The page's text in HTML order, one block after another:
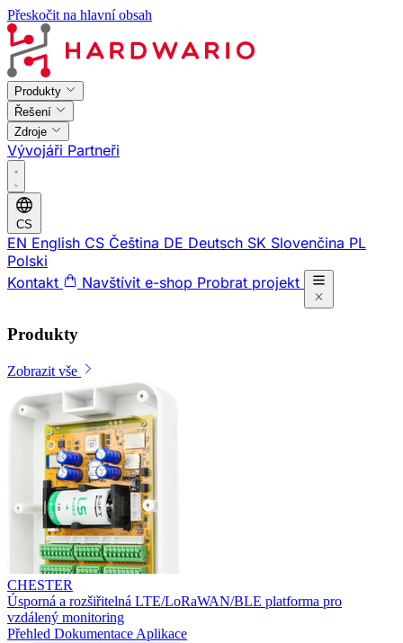
Přeskočit na hlavní obsah
Produkty
Řešení
Zdroje
Vývojáři Partneři
CS
EN English CS Čeština DE Deutsch SK Slovenčina PL
Polski
Kontakt
Navštívit e-shop Probrat projekt
Produkty
Zobrazit vše
CHESTER
Úsporná a rozšiřitelná LTE/LoRaWAN/BLE platforma pro
vzdálený monitoring
Přehled Dokumentace Aplikace